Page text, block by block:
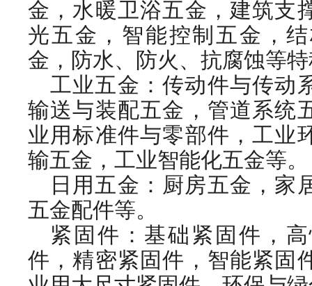
金，水暖卫浴五金，建筑支
光五金，智能控制五金，
金，防水、防火、抗腐蚀等
工业五金：传动件与传动
输送与装配五金，管道系统
业用标准件与零部件，工业
输五金，工业智能化五金等。
日用五金：厨房五金，家
五金配件等。
紧固件：基础紧固件，
件，精密紧固件，智能紧固